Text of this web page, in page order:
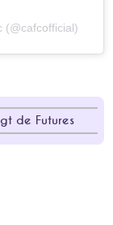
(@cafcofficial)
de Futures